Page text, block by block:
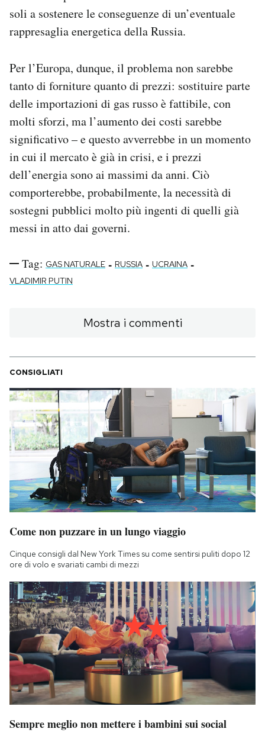
soli a sostenere le conseguenze di un’eventuale
rappresaglia energetica della Russia.
Per l’Europa, dunque, il problema non sarebbe
tanto di forniture quanto di prezzi: sostituire parte
delle importazioni di gas russo è fattibile, con
molti sforzi, ma l’aumento dei costi sarebbe
significativo – e questo avverrebbe in un momento
in cui il mercato è già in crisi, e i prezzi
dell’energia sono ai massimi da anni. Ciò
comporterebbe, probabilmente, la necessità di
sostegni pubblici molto più ingenti di quelli già
messi in atto dai governi.
Tag: GAS NATURALE - RUSSIA - UCRAINA -
VLADIMIR PUTIN
Mostra i commenti
CONSIGLIATI
Come non puzzare in un lungo viaggio
Cinque consigli dal New York Times su come sentirsi puliti dopo 12
ore di volo e svariati cambi di mezzi
Sempre meglio non mettere i bambini sui social